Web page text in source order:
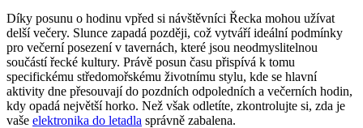
Díky posunu o hodinu vpřed si návštěvníci Řecka mohou užívat
delší večery. Slunce zapadá později, což vytváří ideální podmínky
pro večerní posezení v tavernách, které jsou neodmyslitelnou
součástí řecké kultury. Právě posun času přispívá k tomu
specifickému středomořskému životnímu stylu, kde se hlavní
aktivity dne přesouvají do pozdních odpoledních a večerních hodin,
kdy opadá největší horko. Než však odletíte, zkontrolujte si, zda je
vaše elektronika do letadla správně zabalena.